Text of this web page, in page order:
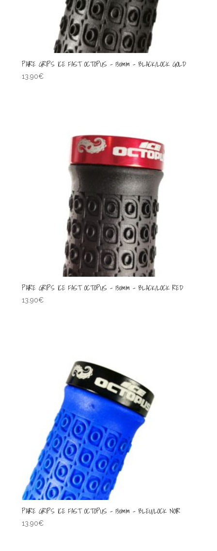
PAIRE GRIPS ICE FAST OCTOPUS – 130mm – BLACK/LOCK GOLD
13.90€
PAIRE GRIPS ICE FAST OCTOPUS – 130mm – BLACK/LOCK RED
13.90€
PAIRE GRIPS ICE FAST OCTOPUS – 130mm – BLEU/LOCK NOIR
13.90€